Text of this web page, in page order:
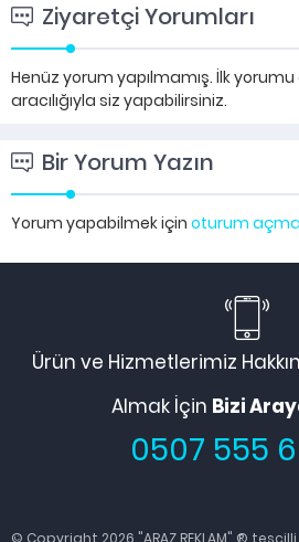
Ziyaretçi Yorumları
Henüz yorum yapılmamış. İlk
aracılığıyla siz yapabilirsiniz.
Bir Yorum Yazın
Yorum yapabilmek için oturum
Ürün ve Hizmetlerimiz
Almak İçin Bizi
0507 555
© Copyright 2026 "ARAZ REKLAM" ® tescilli